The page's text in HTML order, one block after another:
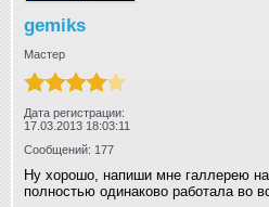
gemiks
Мастер
Дата регистрации:
17.03.2013 18:03:11
Сообщений: 177
Ну хорошо, напиши мне галлерею
полностью одинаково работала во